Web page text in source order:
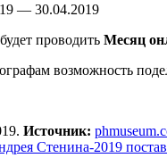
— 30.04.2019
проводить Месяц
возможность
Источник: